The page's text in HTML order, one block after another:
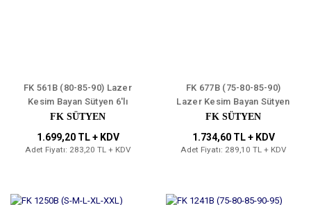
FK 561B (80-85-90) Lazer
Kesim Bayan Sütyen 6'lı
FK SÜTYEN
1.699,20 TL + KDV
Adet Fiyatı: 283,20 TL + KDV
FK 677B (75-80-85-90)
Lazer Kesim Bayan Sütyen
6'lı
FK SÜTYEN
1.734,60 TL + KDV
Adet Fiyatı: 289,10 TL + KDV